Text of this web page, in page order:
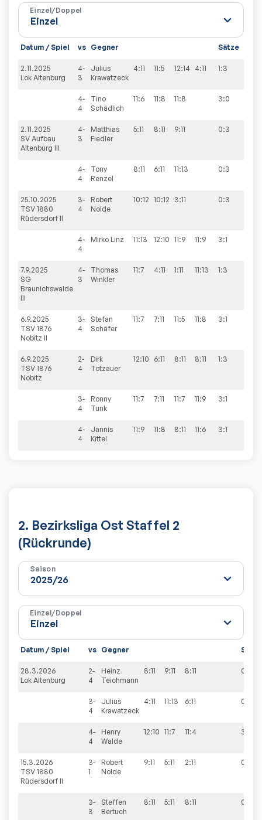
Einzel/Doppel
Datum / Spiel vs Gegner Sätze
2.11.2025
Lok Altenburg
4-
3
Julius
Krawatzeck
4:11 11:5 12:14 4:11 1:3
4-
4
Tino
Schädlich
11:6 11:8 11:8 3:0
2.11.2025
SV Aufbau
Altenburg III
4-
3
Matthias
Fiedler
5:11 8:11 9:11 0:3
4-
4
Tony
Renzel
8:11 6:11 11:13 0:3
25.10.2025
TSV 1880
Rüdersdorf II
3-
4
Robert
Nolde
10:12 10:12 3:11 0:3
4-
4
Mirko Linz 11:13 12:10 11:9 11:9 3:1
7.9.2025
SG
Braunichswalde
III
4-
3
Thomas
Winkler
11:7 4:11 1:11 11:13 1:3
6.9.2025
TSV 1876
Nobitz II
3-
4
Stefan
Schäfer
11:7 7:11 11:5 11:8 3:1
6.9.2025
TSV 1876
Nobitz
2-
4
Dirk
Totzauer
12:10 6:11 8:11 8:11 1:3
3-
4
Ronny
Tunk
11:7 7:11 11:7 11:9 3:1
4-
4
Jannis
Kittel
11:9 11:8 8:11 11:6 3:1
2. Bezirksliga Ost Staffel 2
(Rückrunde)
Saison
Einzel/Doppel
Datum / Spiel vs Gegner Sätze
28.3.2026
Lok Altenburg
2-
4
Heinz
Teichmann
8:11 9:11 8:11 0:3
3-
4
Julius
Krawatzeck
4:11 11:13 6:11 0:3
4-
4
Henry
Walde
12:10 11:7 11:4 3:0
15.3.2026
TSV 1880
Rüdersdorf II
3-
1
Robert
Nolde
9:11 5:11 2:11 0:3
3-
3
Steffen
Bertuch
8:11 5:11 8:11 0:3